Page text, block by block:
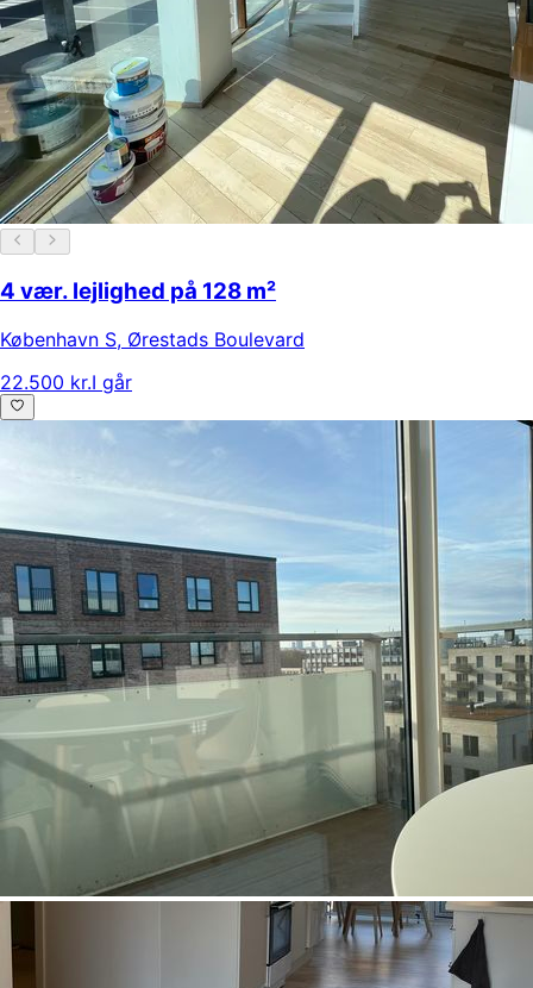
4 vær. lejlighed på 128 m²
København S, Ørestads Boulevard
22.500 kr.I går